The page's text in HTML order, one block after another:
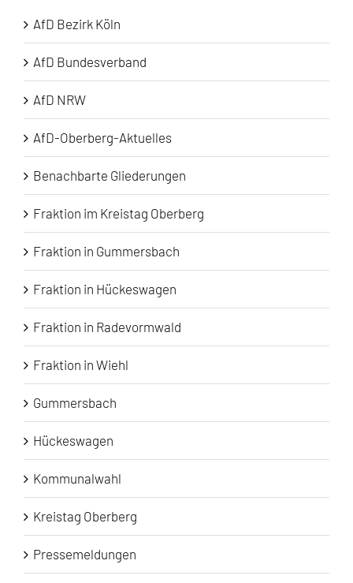
AfD Bezirk Köln
AfD Bundesverband
AfD NRW
AfD-Oberberg-Aktuelles
Benachbarte Gliederungen
Fraktion im Kreistag Oberberg
Fraktion in Gummersbach
Fraktion in Hückeswagen
Fraktion in Radevormwald
Fraktion in Wiehl
Gummersbach
Hückeswagen
Kommunalwahl
Kreistag Oberberg
Pressemeldungen